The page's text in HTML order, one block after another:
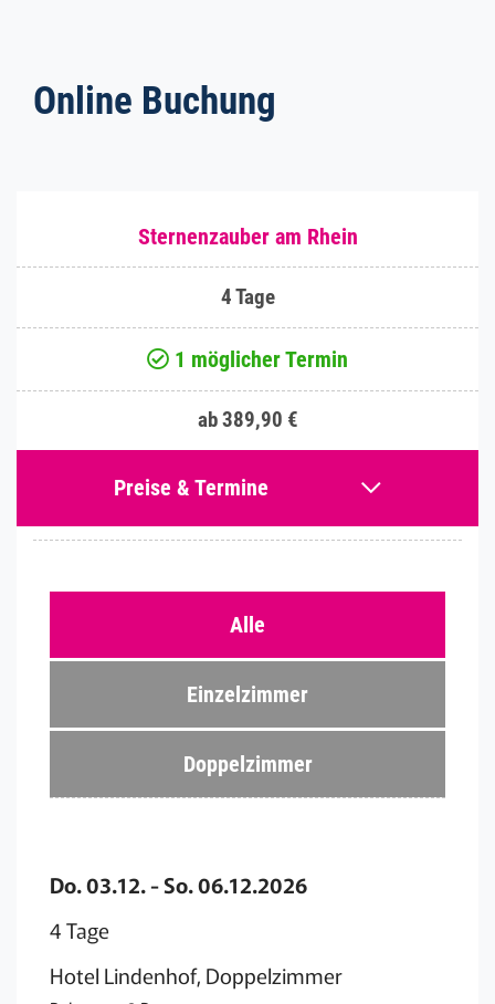
Online Buchung
Sternenzauber am Rhein
4 Tage
1 möglicher Termin
ab 389,90 €
Preise & Termine
Alle
Einzelzimmer
Doppelzimmer
Do. 03.12. - So. 06.12.2026
4 Tage
Hotel Lindenhof, Doppelzimmer